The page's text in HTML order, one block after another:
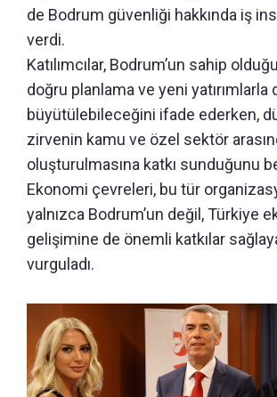
de Bodrum güvenliği hakkında iş
verdi.
Katılımcılar, Bodrum’un sahip
doğru planlama ve yeni yatırımlarla
büyütülebileceğini ifade ederken,
zirvenin kamu ve özel sektör
oluşturulmasına katkı sunduğunu
Ekonomi çevreleri, bu tür
yalnızca Bodrum’un değil, Türkiye
gelişimine de önemli katkılar
vurguladı.